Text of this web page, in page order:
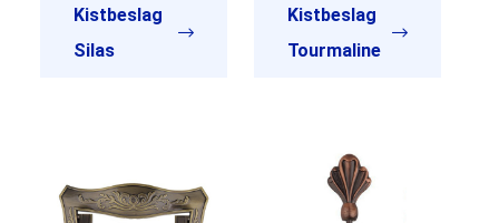
Kistbeslag
Silas
Kistbeslag
Tourmaline